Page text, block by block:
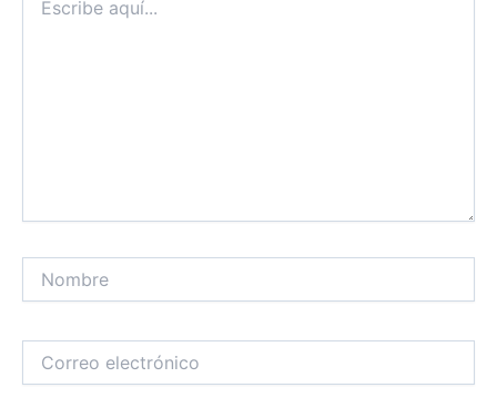
aquí...
electrónico